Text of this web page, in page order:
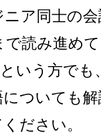
ア同士の
読み進め
いう方でも
ついても解
ださい。